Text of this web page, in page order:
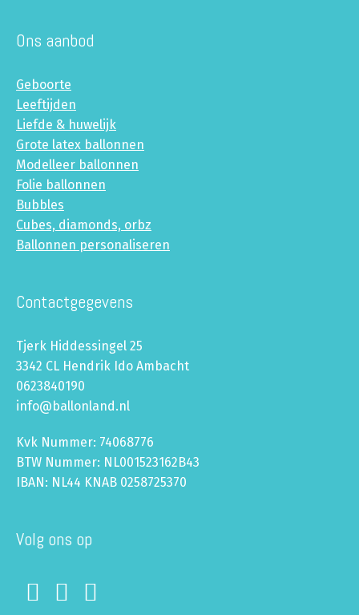
Ons aanbod
Geboorte
Leeftijden
Liefde & huwelijk
Grote latex ballonnen
Modelleer ballonnen
Folie ballonnen
Bubbles
Cubes, diamonds, orbz
Ballonnen personaliseren
Contactgegevens
Tjerk Hiddessingel 25
3342 CL Hendrik Ido Ambacht
0623840190
info@ballonland.nl
Kvk Nummer: 74068776
BTW Nummer: NL001523162B43
IBAN: NL44 KNAB 0258725370
Volg ons op